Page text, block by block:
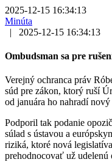
2025-12-15 16:34:13
Minúta
|
2025-12-15 16:34:13
Ombudsman sa pre
Verejný ochranca práv
súd pre zákon, ktorý ruší
od januára ho nahradí nový
Podporil tak podanie
súlad s ústavou a
riziká, ktoré nová
prehodnocovať už udelenú